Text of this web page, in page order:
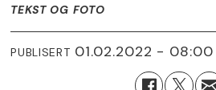
TEKST OG FOTO
PUBLISERT 01.02.2022 - 08:00